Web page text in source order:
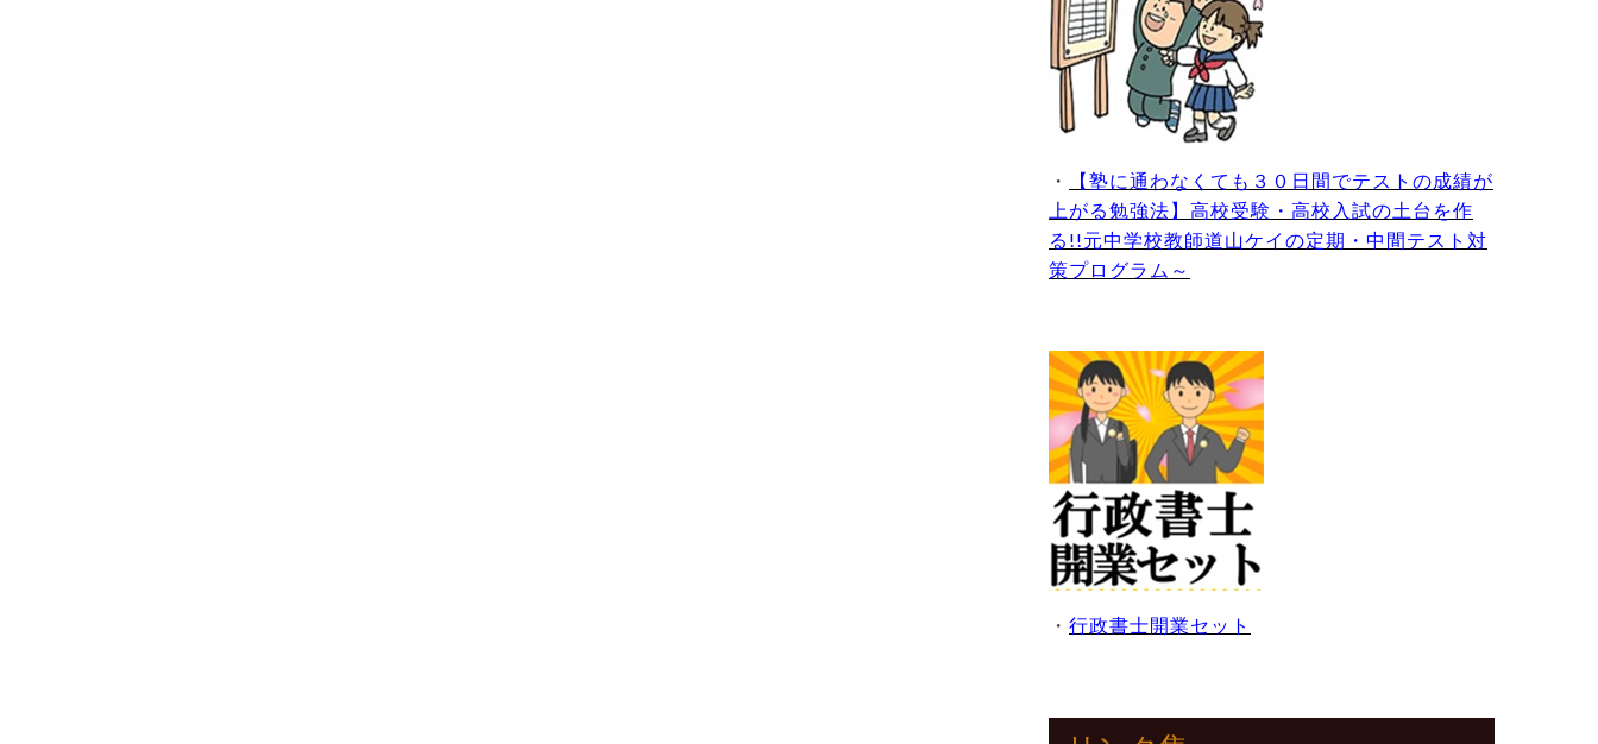
・
【塾に通わなくても３０日間でテストの成績が
上がる勉強法】高校受験・高校入試の土台を作
る!!元中学校教師道山ケイの定期・中間テスト対
策プログラム～
・ 行政書士開業セット